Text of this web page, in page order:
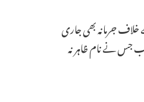
خلاف جرمانہ بھی جاری
جس نے نام ظاہر نہ